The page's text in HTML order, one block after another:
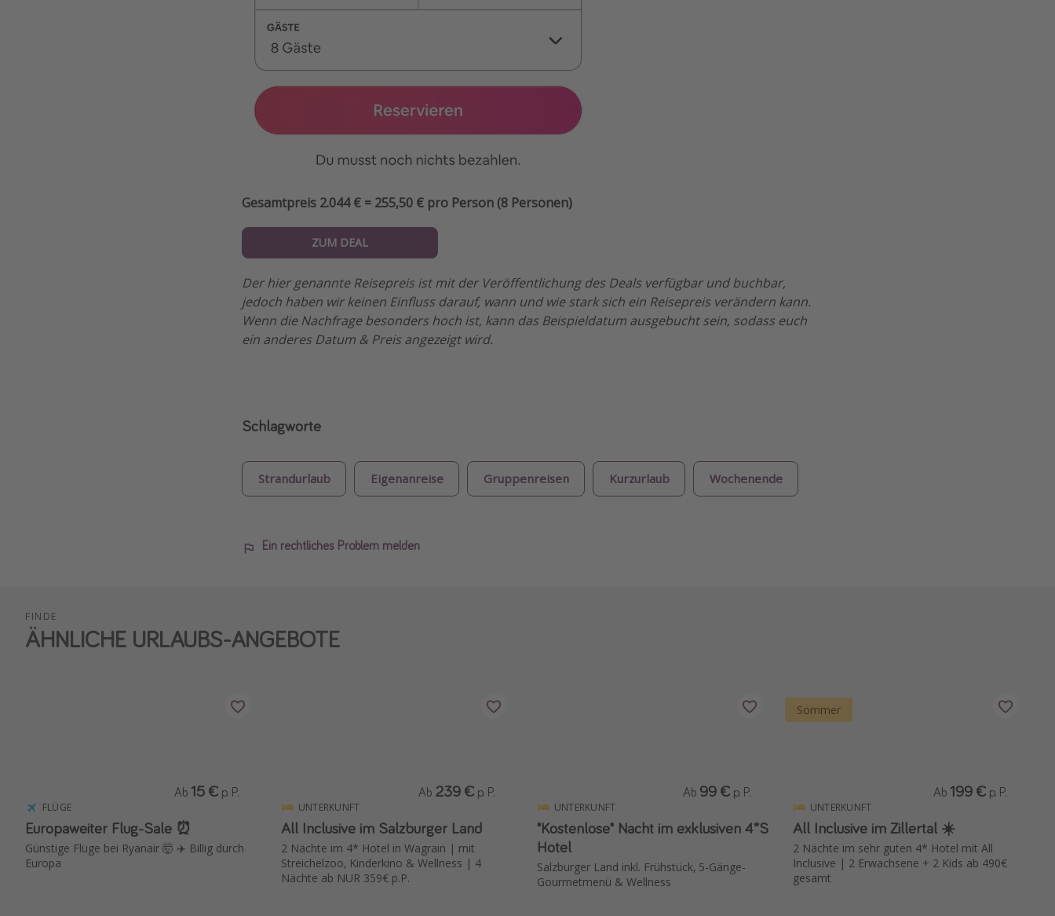
Gesamtpreis 2.044 € = 255,50 € pro Person (8 Personen)
ZUM DEAL
Der hier genannte Reisepreis ist mit der Veröffentlichung des Deals verfügbar und buchbar,
jedoch haben wir keinen Einfluss darauf, wann und wie stark sich ein Reisepreis verändern kann.
Wenn die Nachfrage besonders hoch ist, kann das Beispieldatum ausgebucht sein, sodass euch
ein anderes Datum & Preis angezeigt wird.
Schlagworte
Strandurlaub Eigenanreise Gruppenreisen Kurzurlaub Wochenende
Ein rechtliches Problem melden
FINDE
ÄHNLICHE URLAUBS-ANGEBOTE
FLÜGE
Europaweiter Flug-Sale ⏰
Günstige Flüge bei Ryanair 🤯 ✈️ Billig durch
Europa
Ab 15 € p. P.
UNTERKUNFT
All Inclusive im Salzburger Land
2 Nächte im 4* Hotel in Wagrain | mit
Streichelzoo, Kinderkino & Wellness | 4
Nächte ab NUR 359€ p.P.
Ab 239 € p. P.
UNTERKUNFT
"Kostenlose" Nacht im exklusiven 4*S
Hotel
Salzburger Land inkl. Frühstück, 5-Gänge-
Gourmetmenü & Wellness
Ab 99 € p. P.
Sommer
UNTERKUNFT
All Inclusive im Zillertal ☀️
2 Nächte im sehr guten 4* Hotel mit All
Inclusive | 2 Erwachsene + 2 Kids ab 490€
gesamt
Ab 199 € p. P.